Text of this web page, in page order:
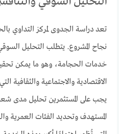
تعد دراسة الجدوى لمركز التداوي
نجاح المشروع. يتطلب التحليل
خدمات الحجامة، وهو ما يمكن
الاقتصادية والاجتماعية والثقافية
يجب على المستثمرين تحليل مدى
المستهدف وتحديد الفئات العمرية